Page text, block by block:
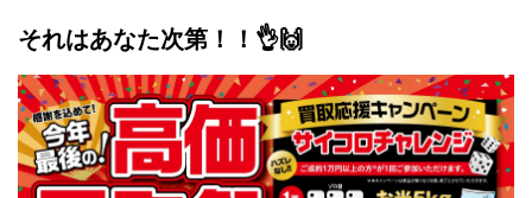
それはあなた次第！！👌🙌